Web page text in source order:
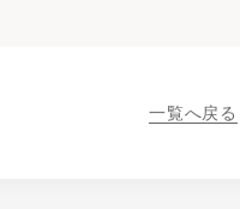
一覧へ戻る